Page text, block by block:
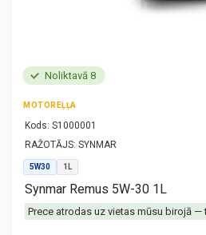
Noliktavā 8
MOTOREĻĻA
Kods: S1000001
RAŽOTĀJS: SYNMAR
5W30 1L
Synmar Remus 5W-30 1L
Prece atrodas uz vietas mūsu birojā —